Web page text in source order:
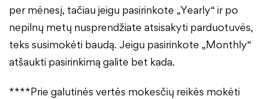
per mėnesį, tačiau jeigu pasirinkote „Yearly“ ir po
nepilnų metų nusprendžiate atsisakyti parduotuvės,
teks susimokėti baudą. Jeigu pasirinkote „Monthly“
atšaukti pasirinkimą galite bet kada.
****Prie galutinės vertės mokesčių reikės mokėti